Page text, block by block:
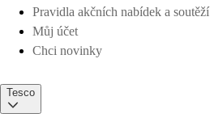
Pravidla akčních nabídek a soutěží
Můj účet
Chci novinky
Tesco